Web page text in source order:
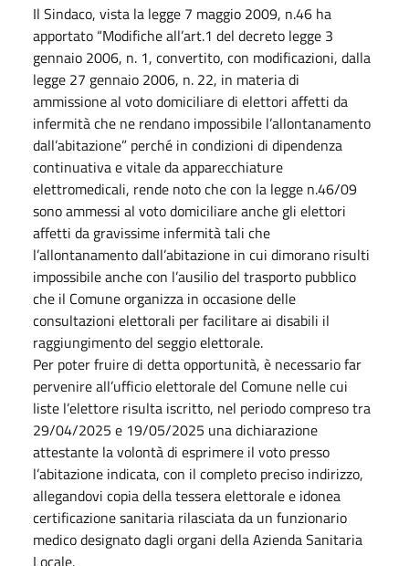
Il Sindaco, vista la legge 7 maggio 2009, n.46 ha
apportato “Modifiche all’art.1 del decreto legge 3
gennaio 2006, n. 1, convertito, con modificazioni, dalla
legge 27 gennaio 2006, n. 22, in materia di
ammissione al voto domiciliare di elettori affetti da
infermità che ne rendano impossibile l’allontanamento
dall’abitazione” perché in condizioni di dipendenza
continuativa e vitale da apparecchiature
elettromedicali, rende noto che con la legge n.46/09
sono ammessi al voto domiciliare anche gli elettori
affetti da gravissime infermità tali che
l’allontanamento dall’abitazione in cui dimorano risulti
impossibile anche con l’ausilio del trasporto pubblico
che il Comune organizza in occasione delle
consultazioni elettorali per facilitare ai disabili il
raggiungimento del seggio elettorale.
Per poter fruire di detta opportunità, è necessario far
pervenire all’ufficio elettorale del Comune nelle cui
liste l’elettore risulta iscritto, nel periodo compreso tra
29/04/2025 e 19/05/2025 una dichiarazione
attestante la volontà di esprimere il voto presso
l’abitazione indicata, con il completo preciso indirizzo,
allegandovi copia della tessera elettorale e idonea
certificazione sanitaria rilasciata da un funzionario
medico designato dagli organi della Azienda Sanitaria
Locale.